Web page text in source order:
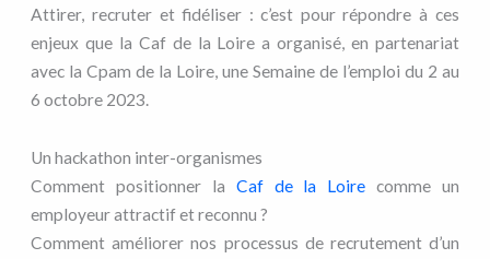
Attirer, recruter et fidéliser : c’est pour répondre à ces
enjeux que la Caf de la Loire a organisé, en partenariat
avec la Cpam de la Loire, une Semaine de l’emploi du 2 au
6 octobre 2023.
Un hackathon inter-organismes
Comment positionner la Caf de la Loire comme un
employeur attractif et reconnu ?
Comment améliorer nos processus de recrutement d’un